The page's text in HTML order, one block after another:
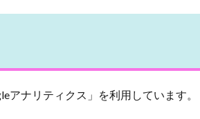
ナリティクス」を利用しています。